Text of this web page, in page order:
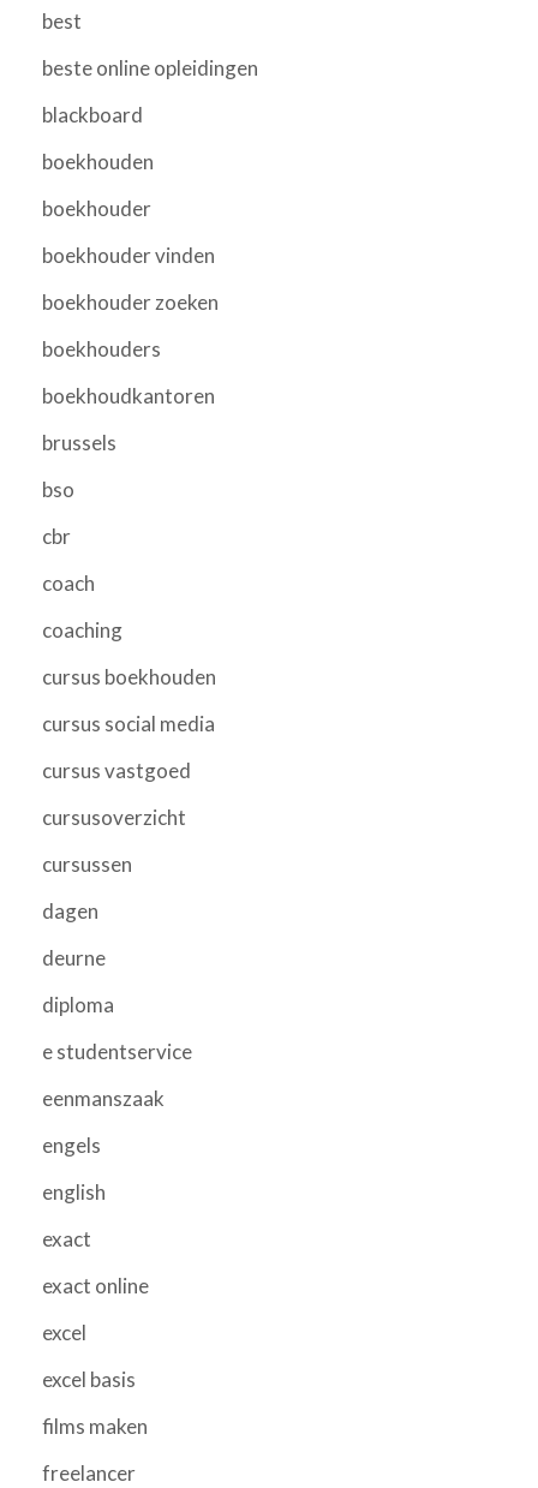
best
beste online opleidingen
blackboard
boekhouden
boekhouder
boekhouder vinden
boekhouder zoeken
boekhouders
boekhoudkantoren
brussels
bso
cbr
coach
coaching
cursus boekhouden
cursus social media
cursus vastgoed
cursusoverzicht
cursussen
dagen
deurne
diploma
e studentservice
eenmanszaak
engels
english
exact
exact online
excel
excel basis
films maken
freelancer